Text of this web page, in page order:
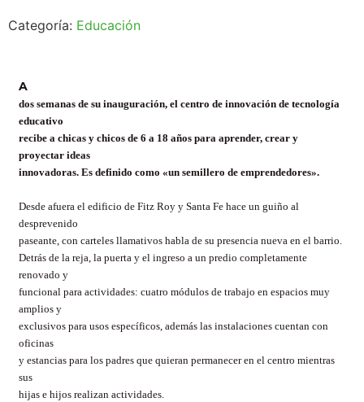
Categoría: Educación
A
dos semanas de su inauguración, el centro de innovación de tecnología
educativo
recibe a chicas y chicos de 6 a 18 años para aprender, crear y
proyectar ideas
innovadoras. Es definido como «un semillero de emprendedores».
Desde afuera el edificio de Fitz Roy y Santa Fe hace un guiño al
desprevenido
paseante, con carteles llamativos habla de su presencia nueva en el barrio.
Detrás de la reja, la puerta y el ingreso a un predio completamente
renovado y
funcional para actividades: cuatro módulos de trabajo en espacios muy
amplios y
exclusivos para usos específicos, además las instalaciones cuentan con
oficinas
y estancias para los padres que quieran permanecer en el centro mientras
sus
hijas e hijos realizan actividades.